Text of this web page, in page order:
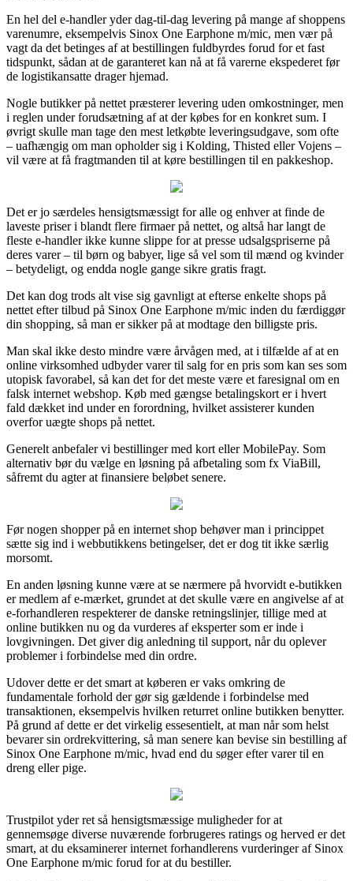
En hel del e-handler yder dag-til-dag levering på mange af shoppens
varenumre, eksempelvis Sinox One Earphone m/mic, men vær på
vagt da det betinges af at bestillingen fuldbyrdes forud for et fast
tidspunkt, sådan at de garanteret kan nå at få varerne ekspederet før
de logistikansatte drager hjemad.
Nogle butikker på nettet præsterer levering uden omkostninger, men
i reglen under forudsætning af at der købes for en konkret sum. I
øvrigt skulle man tage den mest letkøbte leveringsudgave, som ofte
– uafhængig om man opholder sig i Kolding, Thisted eller Vojens –
vil være at få fragtmanden til at køre bestillingen til en pakkeshop.
Det er jo særdeles hensigtsmæssigt for alle og enhver at finde de
laveste priser i blandt flere firmaer på nettet, og altså har langt de
fleste e-handler ikke kunne slippe for at presse udsalgspriserne på
deres varer – til børn og babyer, lige så vel som til mænd og kvinder
– betydeligt, og endda nogle gange sikre gratis fragt.
Det kan dog trods alt vise sig gavnligt at efterse enkelte shops på
nettet efter tilbud på Sinox One Earphone m/mic inden du færdiggør
din shopping, så man er sikker på at modtage den billigste pris.
Man skal ikke desto mindre være årvågen med, at i tilfælde af at en
online virksomhed udbyder varer til salg for en pris som kan ses som
utopisk favorabel, så kan det for det meste være et faresignal om en
falsk internet webshop. Køb med gængse betalingskort er i hvert
fald dækket ind under en forordning, hvilket assisterer kunden
overfor uægte shops på nettet.
Generelt anbefaler vi bestillinger med kort eller MobilePay. Som
alternativ bør du vælge en løsning på afbetaling som fx ViaBill,
såfremt du agter at finansiere beløbet senere.
Før nogen shopper på en internet shop behøver man i princippet
sætte sig ind i webbutikkens betingelser, det er dog tit ikke særlig
morsomt.
En anden løsning kunne være at se nærmere på hvorvidt e-butikken
er medlem af e-mærket, grundet at det skulle være en angivelse af at
e-forhandleren respekterer de danske retningslinjer, tillige med at
online butikken nu og da vurderes af eksperter som er inde i
lovgivningen. Det giver dig anledning til support, når du oplever
problemer i forbindelse med din ordre.
Udover dette er det smart at køberen er vaks omkring de
fundamentale forhold der gør sig gældende i forbindelse med
transaktionen, eksempelvis hvilken returret online butikken benytter.
På grund af dette er det virkelig essesentielt, at man når som helst
bevarer sin ordrekvittering, så man senere kan bevise sin bestilling af
Sinox One Earphone m/mic, hvad end du søger efter varer til en
dreng eller pige.
Trustpilot yder ret så hensigtsmæssige muligheder for at
gennemsøge diverse nuværende forbrugeres ratings og herved er det
smart, at du eksaminerer internet forhandlerens vurderinger af Sinox
One Earphone m/mic forud for at du bestiller.